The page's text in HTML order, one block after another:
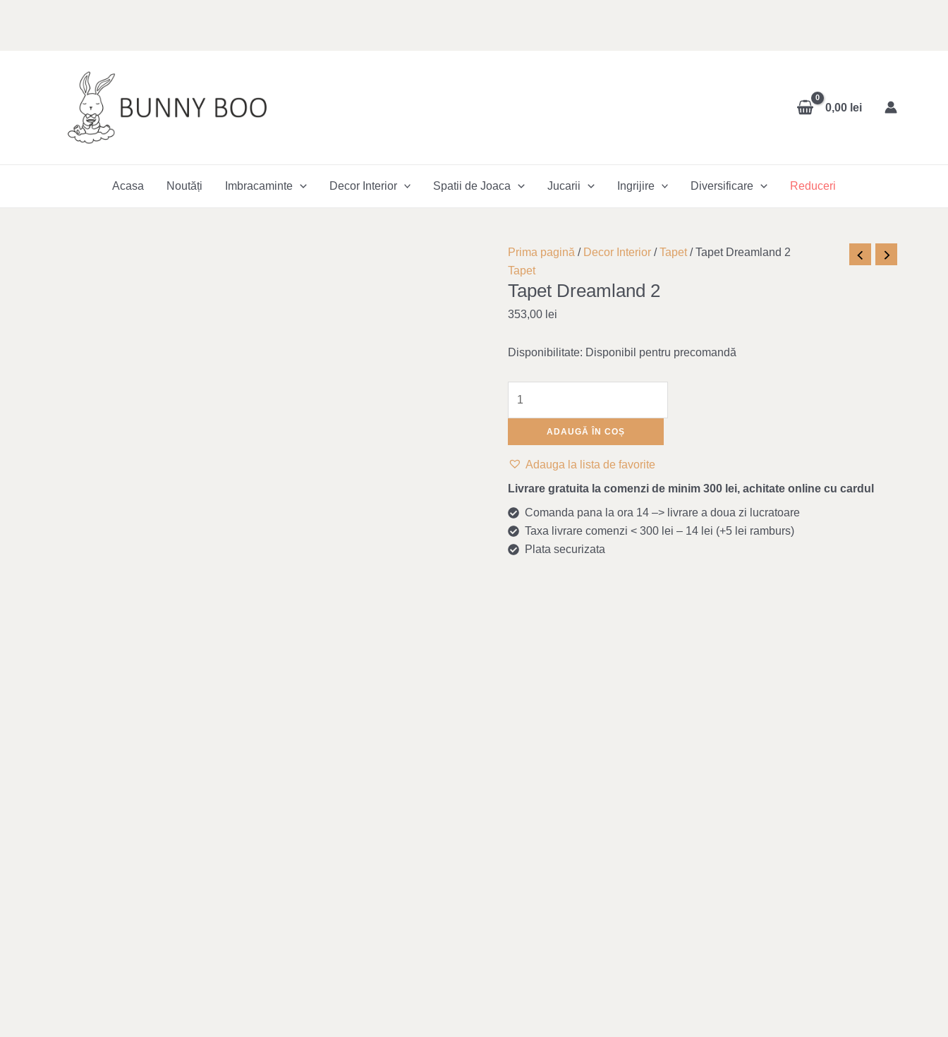
0,00 lei
Acasa Noutăți Imbracaminte Decor Interior Spatii de Joaca Jucarii Ingrijire Diversificare Reduceri
Prima pagină / Decor Interior /Tapet/ Tapet Dreamland 2
Tapet
Tapet Dreamland 2
353,00 lei
Disponibilitate: Disponibil pentru precomandă
Cantitate
Tapet
Dreamland
ADAUGĂ ÎN COȘ
Adauga la lista de favorite
Livrare gratuita la comenzi de minim 300 lei, achitate online cu cardul
Comanda pana la ora 14 –> livrare a doua zi lucratoare
Taxa livrare comenzi < 300 lei – 14 lei (+5 lei ramburs)
Plata securizata